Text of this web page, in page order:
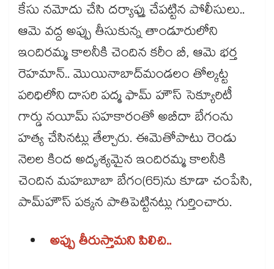
కేసు నమోదు చేసి దర్యాప్తు చేపట్టిన పోలీసులు..
ఆమె వద్ద అప్పు తీసుకున్న తాండూరులోని
ఇందిరమ్మ కాలనీకి చెందిన కరీం బీ, ఆమె భర్త
రెహమాన్.. మొయినాబాద్​మండలం తోల్కట్ట
పరిధిలోని దాసరి పద్మ ఫామ్ హౌస్ సెక్యూరిటీ
గార్డు నయీమ్ సహకారంతో అబీదా బేగంను
హత్య చేసినట్లు తేల్చారు. ఈమెతోపాటు రెండు
నెలల కింద అదృశ్యమైన ఇందిరమ్మ కాలనీకి
చెందిన మహబూబా బేగం(65)ను కూడా చంపేసి,
పామ్​హౌస్ పక్కన పాతిపెట్టినట్లు గుర్తించారు.
అప్పు తీరుస్తామని పిలిచి..